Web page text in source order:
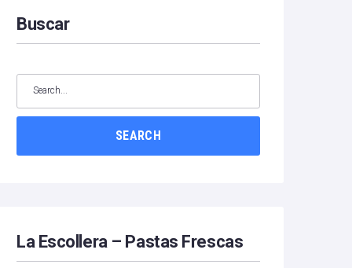
Buscar
SEARCH
La Escollera – Pastas Frescas